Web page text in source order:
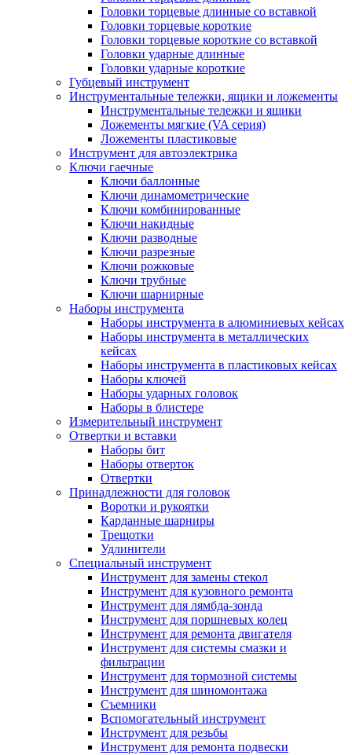
Головки торцевые длинные со вставкой
Головки торцевые короткие
Головки торцевые короткие со вставкой
Головки ударные длинные
Головки ударные короткие
Губцевый инструмент
Инструментальные тележки, ящики и ложементы
Инструментальные тележки и ящики
Ложементы мягкие (VA серия)
Ложементы пластиковые
Инструмент для автоэлектрика
Ключи гаечные
Ключи баллонные
Ключи динамометрические
Ключи комбинированные
Ключи накидные
Ключи разводные
Ключи разрезные
Ключи рожковые
Ключи трубные
Ключи шарнирные
Наборы инструмента
Наборы инструмента в алюминиевых кейсах
Наборы инструмента в металлических
кейсах
Наборы инструмента в пластиковых кейсах
Наборы ключей
Наборы ударных головок
Наборы в блистере
Измерительный инструмент
Отвертки и вставки
Наборы бит
Наборы отверток
Отвертки
Принадлежности для головок
Воротки и рукоятки
Карданные шарниры
Трещотки
Удлинители
Специальный инструмент
Инструмент для замены стекол
Инструмент для кузовного ремонта
Инструмент для лямбда-зонда
Инструмент для поршневых колец
Инструмент для ремонта двигателя
Инструмент для системы смазки и
фильтрации
Инструмент для тормозной системы
Инструмент для шиномонтажа
Съемники
Вспомогательный инструмент
Инструмент для резьбы
Инструмент для ремонта подвески